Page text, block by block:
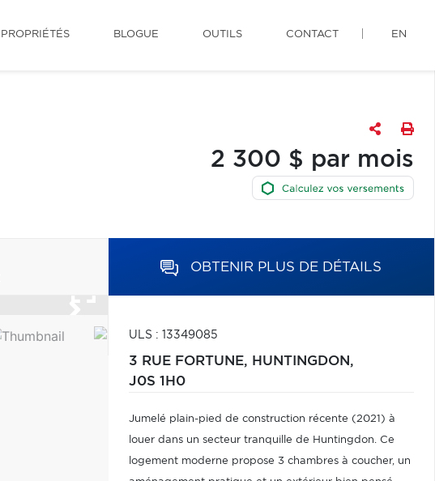
PROPRIÉTÉS BLOGUE OUTILS CONTACT EN
2 300 $ par mois
OBTENIR PLUS DE DÉTAILS
ULS : 13349085
3 RUE FORTUNE, HUNTINGDON,
J0S 1H0
Jumelé plain-pied de construction récente (2021) à
louer dans un secteur tranquille de Huntingdon. Ce
logement moderne propose 3 chambres à coucher, un